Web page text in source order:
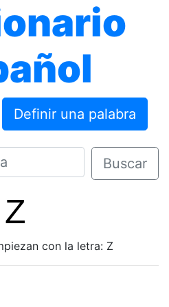
Definir una palabra
Buscar
Z
con la letra: Z